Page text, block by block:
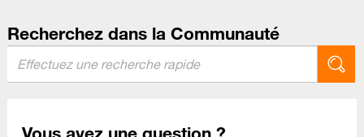
Recherchez dans la Communauté